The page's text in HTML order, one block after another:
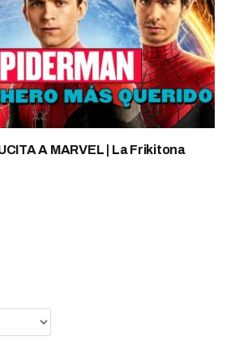
A MARVEL | La Frikitona